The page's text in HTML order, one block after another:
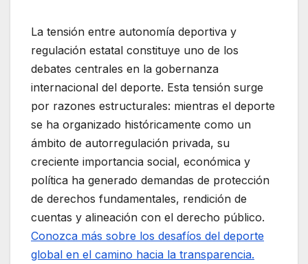
La tensión entre autonomía deportiva y
regulación estatal constituye uno de los
debates centrales en la gobernanza
internacional del deporte. Esta tensión surge
por razones estructurales: mientras el deporte
se ha organizado históricamente como un
ámbito de autorregulación privada, su
creciente importancia social, económica y
política ha generado demandas de protección
de derechos fundamentales, rendición de
cuentas y alineación con el derecho público.
Conozca más sobre los desafíos del deporte
global en el camino hacia la transparencia.